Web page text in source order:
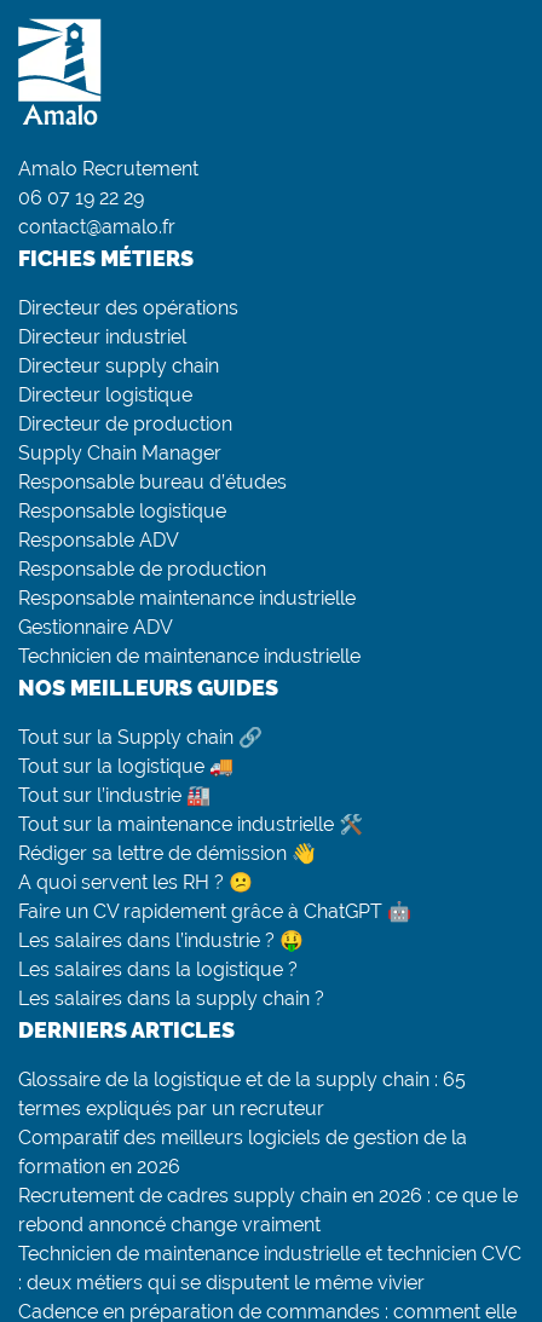
Amalo Recrutement
06 07 19 22 29
contact@amalo.fr
FICHES MÉTIERS
Directeur des opérations
Directeur industriel
Directeur supply chain
Directeur logistique
Directeur de production
Supply Chain Manager
Responsable bureau d’études
Responsable logistique
Responsable ADV
Responsable de production
Responsable maintenance industrielle
Gestionnaire ADV
Technicien de maintenance industrielle
NOS MEILLEURS GUIDES
Tout sur la Supply chain 🔗
Tout sur la logistique 🚚
Tout sur l’industrie 🏭
Tout sur la maintenance industrielle 🛠
Rédiger sa lettre de démission 👋
A quoi servent les RH ? 😕
Faire un CV rapidement grâce à ChatGPT 🤖
Les salaires dans l’industrie ? 🤑
Les salaires dans la logistique ?
Les salaires dans la supply chain ?
DERNIERS ARTICLES
Glossaire de la logistique et de la supply chain : 65
termes expliqués par un recruteur
Comparatif des meilleurs logiciels de gestion de la
formation en 2026
Recrutement de cadres supply chain en 2026 : ce que le
rebond annoncé change vraiment
Technicien de maintenance industrielle et technicien CVC
: deux métiers qui se disputent le même vivier
Cadence en préparation de commandes : comment elle